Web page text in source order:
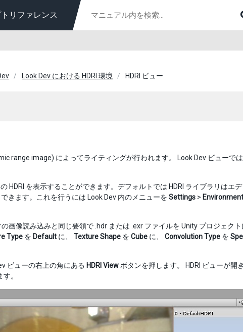
リファレンス
Look Dev における HDRI 環境 HDRI ビュー
range image) によってライティングが行われます。 Look Dev ビューで
HDRI を表示することができます。デフォルトでは HDRI ライブラリはエ
きます。これを行うには Look Dev 内のメニューを Settings >
画像読み込みと同じ要領で .hdr または .exr ファイルを Unity プロジェクト
Type を Default に、 Texture Shape を Cube に、 Convolution Type を
ビューの右上の角にある HDRI View ボタンを押します。 HDRI ビューが開
。